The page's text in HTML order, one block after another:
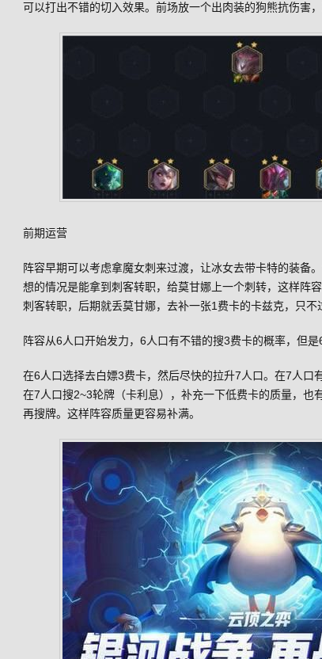
可以打出不错的切入效果。前场放一个出肉装的狗熊抗伤害，
前期运营
阵容早期可以考虑拿魔女刺来过渡，让冰女去带卡特的装备
想的情况是能拿到刺客转职，给莫甘娜上一个刺转，这样阵
刺客转职，后期就丢莫甘娜，去补一张1费卡的卡兹克，只不
阵容从6人口开始发力，6人口有不错的搜3费卡的概率，但是
在6人口选择去白嫖3费卡，然后尽快的拉升7人口。在7人口
在7人口搜2~3轮牌（卡利息），补充一下低费卡的质量，也
再搜牌。这样阵容质量更容易补满。